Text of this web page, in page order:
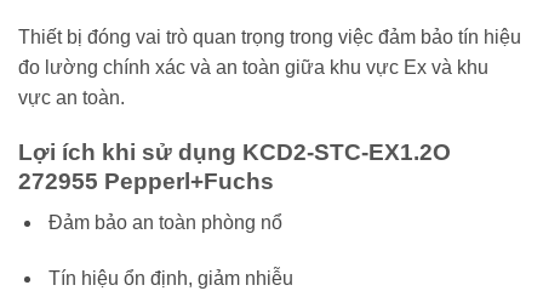
Thiết bị đóng vai trò quan trọng trong việc đảm bảo tín hiệu
đo lường chính xác và an toàn giữa khu vực Ex và khu
vực an toàn.
Lợi ích khi sử dụng KCD2-STC-EX1.2O
272955 Pepperl+Fuchs
Đảm bảo an toàn phòng nổ
Tín hiệu ổn định, giảm nhiễu